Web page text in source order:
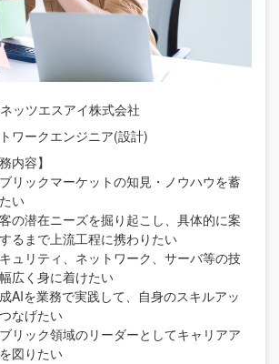
ッツエスアイ株式会社
ワークエンジニア(設計)
内容】
ブリックマーケットの知見・ノウハウを蓄
い
客の潜在ニーズを掘り起こし、具体的に案
るまで上流工程に携わりたい
キュリティ、ネットワーク、サーバ等の技
広く身に着けたい
成AIを業務で実践して、自身のスキルアッ
なげたい
ブリック領域のリーダーとしてキャリアア
図りたい